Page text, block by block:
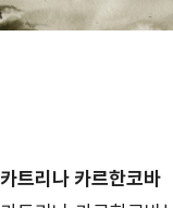
카트리나 카르한코바